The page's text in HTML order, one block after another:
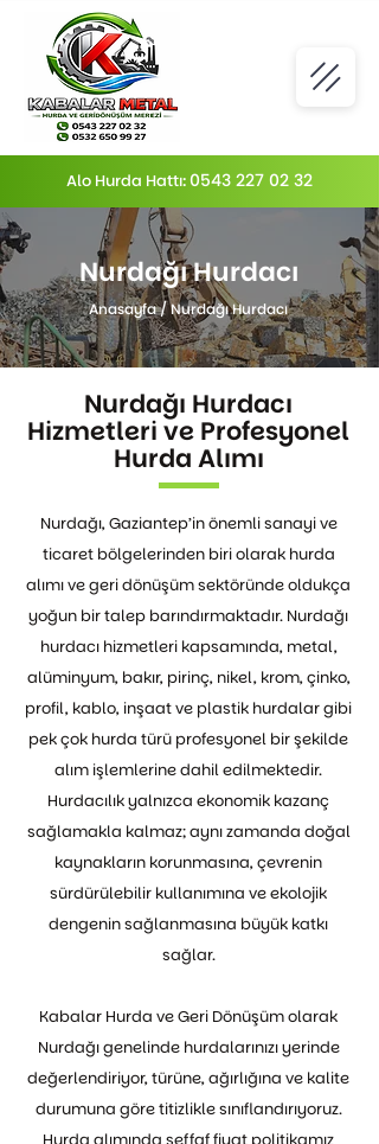
Alo Hurda Hattı:0543 227 02 32
Nurdağı Hurdacı
Anasayfa/Nurdağı Hurdacı
Nurdağı Hurdacı
Hizmetleri ve Profesyonel
Hurda Alımı
Nurdağı, Gaziantep’in önemli sanayi ve
ticaret bölgelerinden biri olarak hurda
alımı ve geri dönüşüm sektöründe oldukça
yoğun bir talep barındırmaktadır. Nurdağı
hurdacı hizmetleri kapsamında, metal,
alüminyum, bakır, pirinç, nikel, krom, çinko,
profil, kablo, inşaat ve plastik hurdalar gibi
pek çok hurda türü profesyonel bir şekilde
alım işlemlerine dahil edilmektedir.
Hurdacılık yalnızca ekonomik kazanç
sağlamakla kalmaz; aynı zamanda doğal
kaynakların korunmasına, çevrenin
sürdürülebilir kullanımına ve ekolojik
dengenin sağlanmasına büyük katkı
sağlar.
Kabalar Hurda ve Geri Dönüşüm olarak
Nurdağı genelinde hurdalarınızı yerinde
değerlendiriyor, türüne, ağırlığına ve kalite
durumuna göre titizlikle sınıflandırıyoruz.